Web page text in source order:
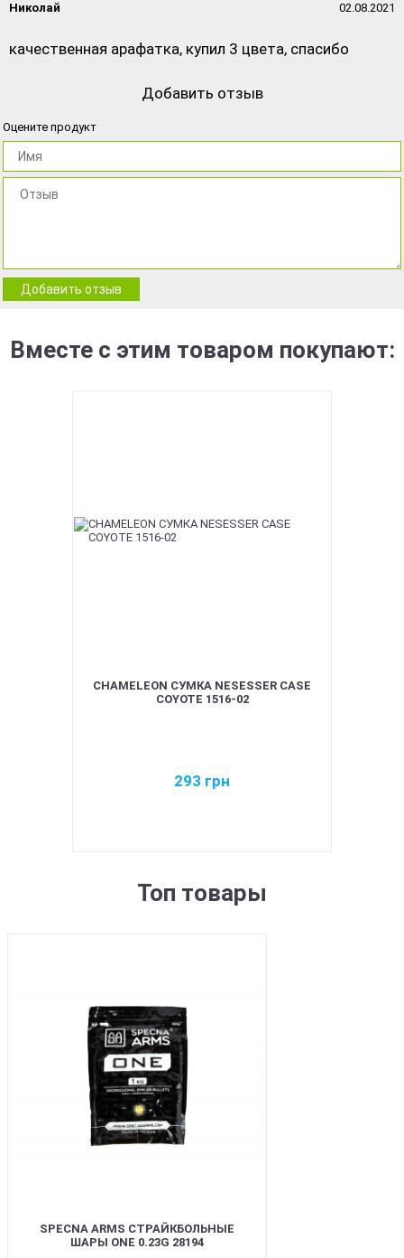
Николай 02.08.2021
качественная арафатка, купил 3 цвета, спасибо
Добавить отзыв
Оцените продукт
Добавить отзыв
Вместе с этим товаром покупают:
CHAMELEON СУМКА NESESSER CASE
COYOTE 1516-02
293 грн
Топ товары
SPECNA ARMS СТРАЙКБОЛЬНЫЕ
ШАРЫ ONE 0.23G 28194